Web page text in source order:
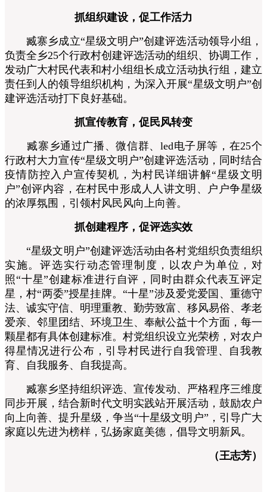
抓组织建设，促工作活力
臧寨乡成立“星级文明户”创建评选活动领导小组，
负责全乡25个行政村创建评选活动的组织、协调工作，
发动广大村民代表和村小组组长成立活动执行组，建立
责任到人的领导组织机构，为深入开展“星级文明户”创
建评选活动打下良好基础。
抓宣传教育，促民风转变
臧寨乡通过广播、微信群、led电子屏等，在25个
行政村大力宣传“星级文明户”创建评选活动，同时结合
疫情防控入户宣传契机，为村民详细讲解“星级文明
户”创评内容，在村民中形成人人讲文明、户户争星级
的浓厚氛围，引领村风民风向上向善。
抓创建程序，促评选实效
“星级文明户”创建评选活动由各村党组织负责组织
实施。评选实行动态管理制度，以农户为单位，对
照“十星”创建标准进行自评，同时由群众代表互评定
星，村“两委”授星挂牌。“十星”涉及爱党爱国、重德守
法、诚实守信、明理重教、勤劳致富、移风易俗、孝老
爱亲、邻里团结、环境卫生、奉献公益十个方面，每一
颗星都有具体创建标准。村党组织设立光荣榜，对农户
得星情况进行公布，引导村民进行自我管理、自我教
育、自我服务、自我提高。
臧寨乡坚持组织评选、宣传发动、严格程序三维度
同步开展，结合新时代文明实践站开展活动，鼓励农户
向上向善、提升星级，争当“十星级文明户”，引导广大
家庭以先进为榜样，弘扬家庭美德，倡导文明新风。
（王志芳）